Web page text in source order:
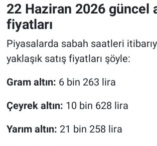
22 Haziran 2026 güncel
fiyatları
Piyasalarda sabah saatleri
yaklaşık satış fiyatları şöyle:
Gram altın: 6 bin 263 lira
Çeyrek altın: 10 bin 628 lira
Yarım altın: 21 bin 258 lira